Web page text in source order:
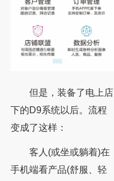
但是，装备了电上店
下的D9系统以后。流程
变成了这样：
客人(或坐或躺着)在
手机端看产品(舒服、轻